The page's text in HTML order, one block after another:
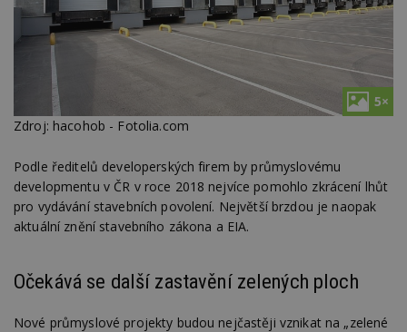
5×
Zdroj: hacohob - Fotolia.com
Podle ředitelů developerských firem by průmyslovému
developmentu v ČR v roce 2018 nejvíce pomohlo zkrácení lhůt
pro vydávání stavebních povolení. Největší brzdou je naopak
aktuální znění stavebního zákona a EIA.
Očekává se další zastavění zelených ploch
Nové průmyslové projekty budou nejčastěji vznikat na „zelené